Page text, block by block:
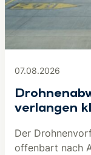
07.08.2026
verlangen
Der
offenbart nach